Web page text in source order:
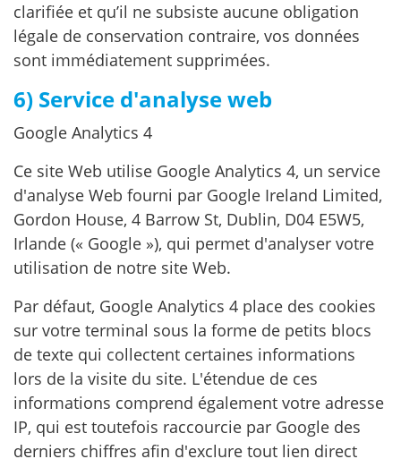
clarifiée et qu’il ne subsiste aucune obligation
légale de conservation contraire, vos données
sont immédiatement supprimées.
6) Service d'analyse web
Google Analytics 4
Ce site Web utilise Google Analytics 4, un service
d'analyse Web fourni par Google Ireland Limited,
Gordon House, 4 Barrow St, Dublin, D04 E5W5,
Irlande (« Google »), qui permet d'analyser votre
utilisation de notre site Web.
Par défaut, Google Analytics 4 place des cookies
sur votre terminal sous la forme de petits blocs
de texte qui collectent certaines informations
lors de la visite du site. L'étendue de ces
informations comprend également votre adresse
IP, qui est toutefois raccourcie par Google des
derniers chiffres afin d'exclure tout lien direct